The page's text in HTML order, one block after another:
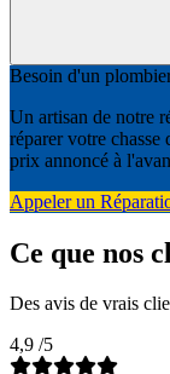
Besoin d'un
Un artisan de notre
réparer votre
prix annoncé à
Appeler un
Ce que nos
Des avis de vrais
4,9 /5